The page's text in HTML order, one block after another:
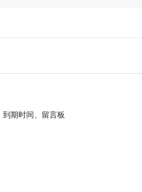
期时间、留言板